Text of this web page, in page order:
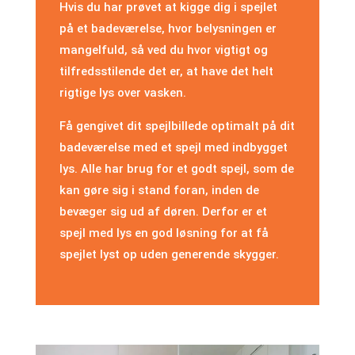
Hvis du har prøvet at kigge dig i spejlet
på et badeværelse, hvor belysningen er
mangelfuld, så ved du hvor vigtigt og
tilfredsstilende det er, at have det helt
rigtige lys over vasken.
Få gengivet dit spejlbillede optimalt på dit
badeværelse med et spejl med indbygget
lys. Alle har brug for et godt spejl, som de
kan gøre sig i stand foran, inden de
bevæger sig ud af døren. Derfor er et
spejl med lys en god løsning for at få
spejlet lyst op uden generende skygger.